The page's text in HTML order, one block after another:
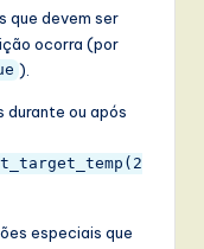
que devem ser
ocorra (por
).
ou após
especiais que